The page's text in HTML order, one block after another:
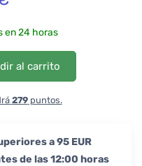
en 24 horas
al carrito
279puntos.
a 95 EUR
de las 12:00 horas